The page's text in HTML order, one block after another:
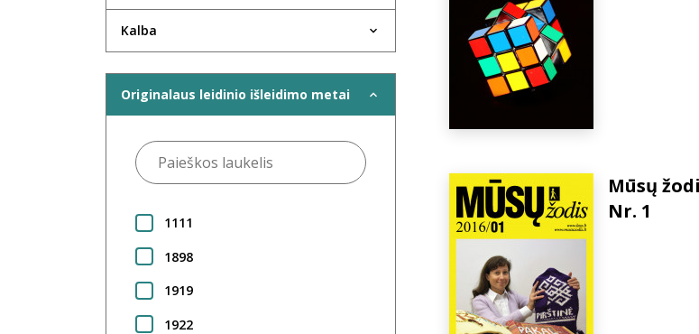
Kalba
Originalaus leidinio išleidimo metai
1111
1898
1919
1922
Mūsų
Nr. 1